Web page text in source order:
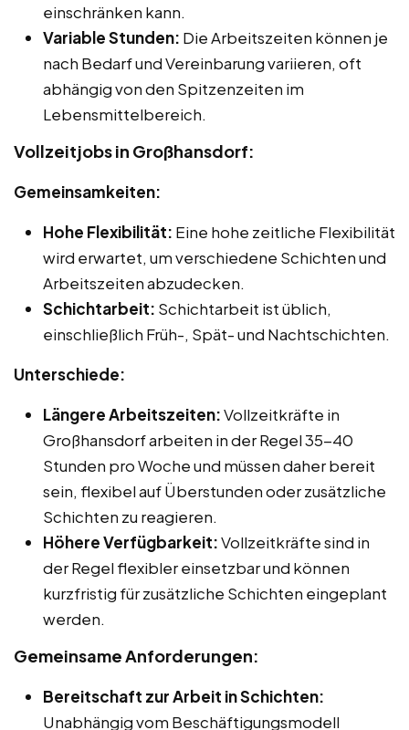
einschränken kann.
Variable Stunden: Die Arbeitszeiten können je
nach Bedarf und Vereinbarung variieren, oft
abhängig von den Spitzenzeiten im
Lebensmittelbereich.
Vollzeitjobs in Großhansdorf:
Gemeinsamkeiten:
Hohe Flexibilität: Eine hohe zeitliche Flexibilität
wird erwartet, um verschiedene Schichten und
Arbeitszeiten abzudecken.
Schichtarbeit: Schichtarbeit ist üblich,
einschließlich Früh-, Spät- und Nachtschichten.
Unterschiede:
Längere Arbeitszeiten:Vollzeitkräfte in
Großhansdorf arbeiten in der Regel 35-40
Stunden pro Woche und müssen daher bereit
sein, flexibel auf Überstunden oder zusätzliche
Schichten zu reagieren.
Höhere Verfügbarkeit:Vollzeitkräfte sind in
der Regel flexibler einsetzbar und können
kurzfristig für zusätzliche Schichten eingeplant
werden.
Gemeinsame Anforderungen:
Bereitschaft zur Arbeit in Schichten:
Unabhängig vom Beschäftigungsmodell